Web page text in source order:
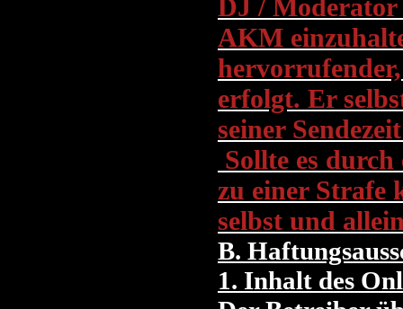
DJ /
AKM
erfolgt. Er
seiner
Sollte es
zu einer Strafe
selbst und
B.
1. Inhalt des